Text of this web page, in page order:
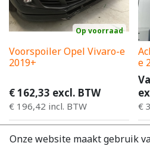
Op voorraad
Voorspoiler Opel Vivaro-e
2019+
€162,33 excl. BTW
€ 196,42 incl. BTW
e
€
Onze website maakt gebruik